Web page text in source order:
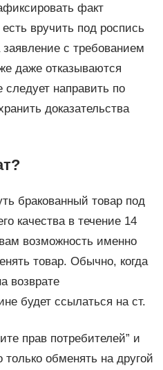
факт
вручить под роспись
с требованием
даже отказываются
следует направить по
доказательства
бракованный товар под
качества в течение 14
возможность именно
товар. Обычно, когда
возврате
будет ссылаться на ст.
прав потребителей” и
обменять на другой